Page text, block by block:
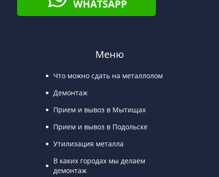
Меню
Что можно сдать на металлолом
Демонтаж
Прием и вывоз в Мытищах
Прием и вывоз в Подольске
Утилизация металла
В каких городах мы делаем
демонтаж